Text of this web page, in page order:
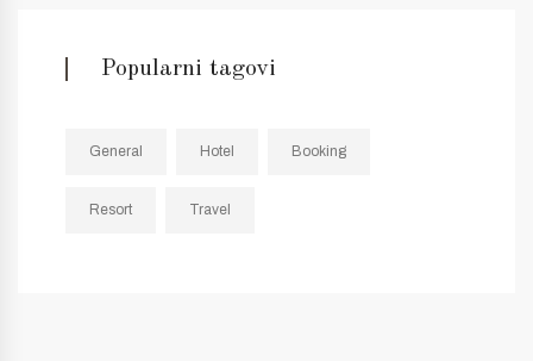
Popularni tagovi
General Hotel Booking
Resort Travel